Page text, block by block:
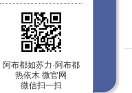
阿布都如苏力·阿布都
热依木 微官网
微信扫一扫